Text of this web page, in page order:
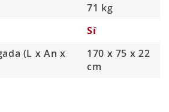
71 kg
Sí
(L x An x
170 x 75 x 22
cm